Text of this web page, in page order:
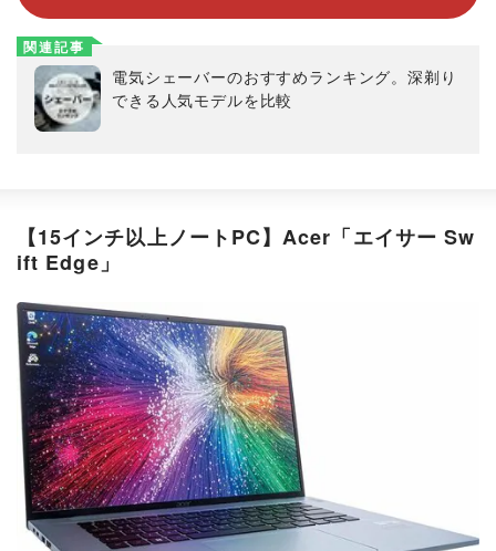
関連記事
電気シェーバーのおすすめランキング。深剃り
できる人気モデルを比較
【15インチ以上ノートPC】Acer「エイサー Sw
ift Edge」